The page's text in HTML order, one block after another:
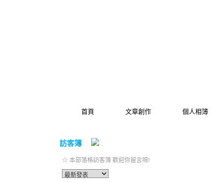
首頁 文章創作 個人相簿
訪客簿
☆ 本部落格訪客簿 歡迎你留言唷!